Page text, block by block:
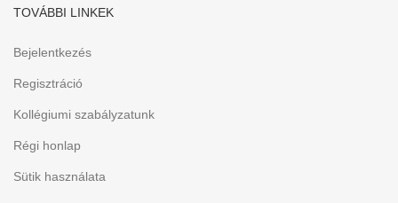
TOVÁBBI LINKEK
Bejelentkezés
Regisztráció
Kollégiumi szabályzatunk
Régi honlap
Sütik használata